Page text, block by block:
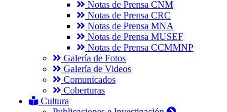
Notas de Prensa CNM
Notas de Prensa CRC
Notas de Prensa MNA
Notas de Prensa MUSEF
Notas de Prensa CCMMNP
Galería de Fotos
Galería de Videos
Comunicados
Coberturas
Cultura